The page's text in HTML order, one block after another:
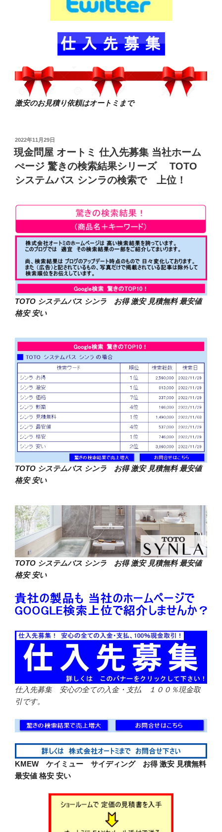
激安のお見積り依頼はオートミまで
投
稿
日:
2022年11月29日
現金問屋 オートミ 仕入先募集 当社ホーム
ぺージ 驚きの検索結果シリーズ TOTO
システムバス シンラの検索で 上位！
TOTO システムバス シンラ お得 激安 見積無料 最安値
格安 安い
TOTO システムバス シンラ お得 激安 見積無料 最安値
格安 安い
TOTO システムバス シンラ お得 激安 見積無料 最安値
格安 安い
仕入先募集 安心の全ての入金・支払 １００％現金取
引です。
KMEW ケイミュー サイディング お得 激安 見積無料
最安値 格安 安い